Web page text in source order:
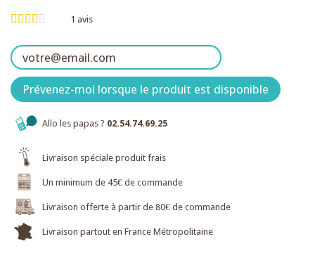
1 avis
Prévenez-moi lorsque le produit est disponible
Allo les papas ? 02.54.74.69.25
Livraison spéciale produit frais
Un minimum de 45€ de commande
Livraison offerte à partir de 80€ de commande
Livraison partout en France Métropolitaine